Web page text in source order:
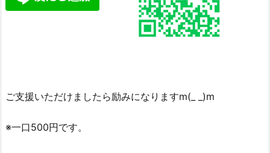
ご支援いただけましたら励みになりますm(_ _)m
※一口500円です。